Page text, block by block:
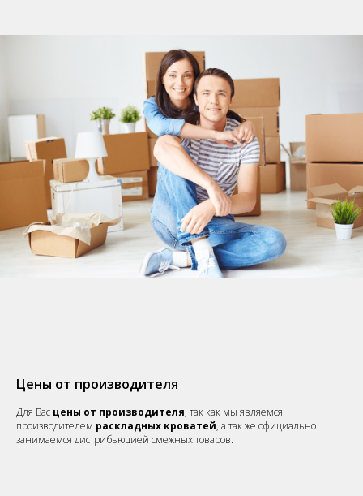
Цены от производителя
Для Вас цены от производителя, так как мы являемся
производителем раскладных кроватей, а так же официально
занимаемся дистрибьюцией смежных товаров.